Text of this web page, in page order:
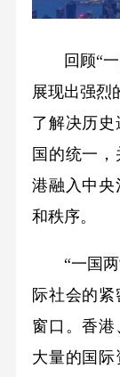
回顾“一
展现出强烈
了解决历
国的统一
港融入中
和秩序。
“一国两
际社会的
窗口。香
大量的国